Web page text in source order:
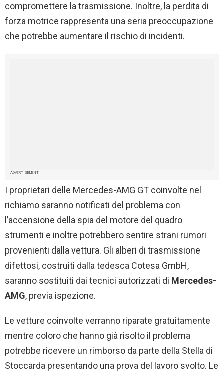
compromettere la trasmissione. Inoltre, la perdita di
forza motrice rappresenta una seria preoccupazione
che potrebbe aumentare il rischio di incidenti.
ADVERTISEMENT
I proprietari delle Mercedes-AMG GT coinvolte nel
richiamo saranno notificati del problema con
l’accensione della spia del motore del quadro
strumenti e inoltre potrebbero sentire strani rumori
provenienti dalla vettura. Gli alberi di trasmissione
difettosi, costruiti dalla tedesca Cotesa GmbH,
saranno sostituiti dai tecnici autorizzati di Mercedes-
AMG, previa ispezione.
Le vetture coinvolte verranno riparate gratuitamente
mentre coloro che hanno già risolto il problema
potrebbe ricevere un rimborso da parte della Stella di
Stoccarda presentando una prova del lavoro svolto. Le